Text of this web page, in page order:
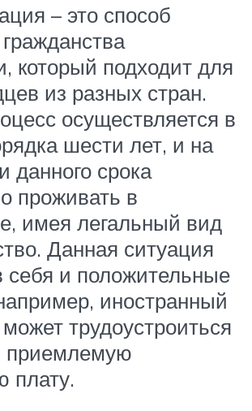
– это способ
который подходит для
из разных стран.
осуществляется в
шести лет, и на
данного срока
проживать в
имея легальный вид
Данная ситуация
себя и положительные
иностранный
трудоустроиться
приемлемую
плату.